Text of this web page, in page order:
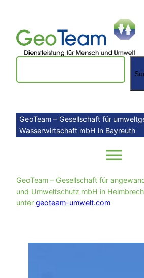
springen
Suchen
GeoTeam – Gesellschaft für
Wasserwirtschaft mbH in Bayreuth
GeoTeam – Gesellschaft für
und Umweltschutz mbH in
unter geoteam-umwelt.com